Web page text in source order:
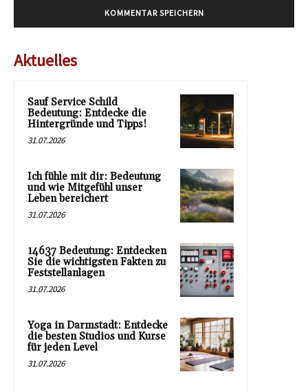
Aktuelles
Sauf Service Schild
Bedeutung: Entdecke die
Hintergründe und Tipps!
31.07.2026
Ich fühle mit dir: Bedeutung
und wie Mitgefühl unser
Leben bereichert
31.07.2026
14637 Bedeutung: Entdecken
Sie die wichtigsten Fakten zu
Feststellanlagen
31.07.2026
Yoga in Darmstadt: Entdecke
die besten Studios und Kurse
für jeden Level
31.07.2026